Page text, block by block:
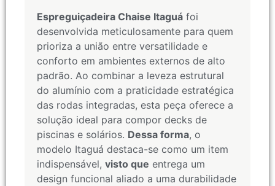
Espreguiçadeira Chaise Itaguá foi
desenvolvida meticulosamente para quem
prioriza a união entre versatilidade e
conforto em ambientes externos de alto
padrão. Ao combinar a leveza estrutural
do alumínio com a praticidade estratégica
das rodas integradas, esta peça oferece a
solução ideal para compor decks de
piscinas e solários. Dessa forma, o
modelo Itaguá destaca-se como um item
indispensável, visto que entrega um
design funcional aliado a uma durabilidade